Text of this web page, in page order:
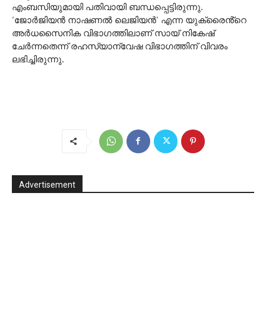
എംബസിയുമായി പതിവായി ബന്ധപ്പെട്ടിരുന്നു.
‘ജോർജിയൻ നാഷണൽ ലെജിയൻ’ എന്ന യുക്രൈൻ്റെ
അർധസൈനിക വിഭാഗത്തിലാണ് സായ്‌ നികേഷ്
ചേർന്നതെന്ന് രഹസ്യാന്വേഷ വിഭാഗത്തിന് വിവരം
ലഭിച്ചിരുന്നു.
Advertisement